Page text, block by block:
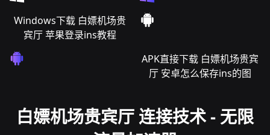
Windows下载 白嫖机场贵
宾厅 苹果登录ins教程
APK直接下载 白嫖机场贵宾
厅 安卓怎么保存ins的图
白嫖机场贵宾厅 连接技术 - 无限